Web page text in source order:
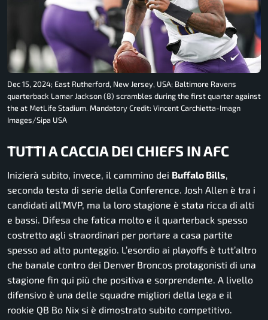
Dec 15, 2024; East Rutherford, New Jersey, USA; Baltimore Ravens
quarterback Lamar Jackson (8) scrambles during the first quarter against
the at MetLife Stadium. Mandatory Credit: Vincent Carchietta-Imagn
Images/Sipa USA
TUTTI A CACCIA DEI CHIEFS IN AFC
Inizierà subito, invece, il cammino dei Buffalo Bills
seconda testa di serie della Conference. Josh Allen è tra i
candidati all’MVP, ma la loro stagione è stata ricca di alti
e bassi. Difesa che fatica molto e il quarterback spesso
costretto agli straordinari per portare a casa partite
spesso ad alto punteggio. L’esordio ai playoffs è tutt’altro
che banale contro dei Denver Broncos protagonisti di una
stagione fin qui più che positiva e sorprendente. A livello
difensivo è una delle squadre migliori della lega e il
rookie QB Bo Nix si è dimostrato subito competitivo.